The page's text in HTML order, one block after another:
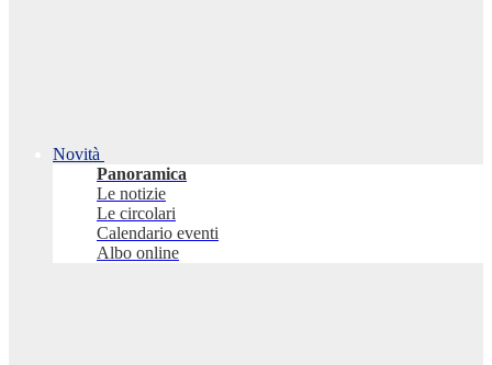
Novità
Panoramica
Le notizie
Le circolari
Calendario eventi
Albo online